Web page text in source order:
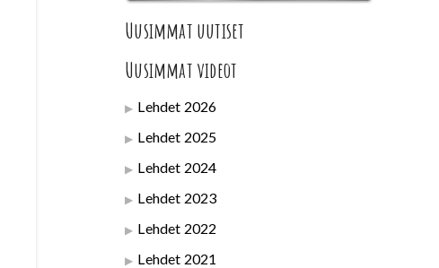
Uusimmat uutiset
Uusimmat videot
Lehdet 2026
Lehdet 2025
Lehdet 2024
Lehdet 2023
Lehdet 2022
Lehdet 2021